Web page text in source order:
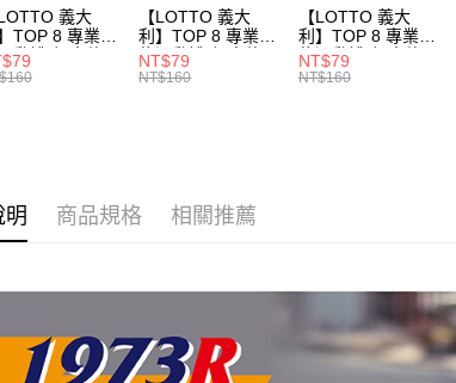
義大
TOP 8 專業機
動襪-加大款
-
【LOTTO 義大
利】TOP 8 專業機
能運動襪-加大款
(白/黑-
NT$79
NT$160
【LOTTO 義大
利】TOP 8 專業機
能運動襪-加大款
(黑/白-
NT$79
NT$160
明 商品規格 相關推薦